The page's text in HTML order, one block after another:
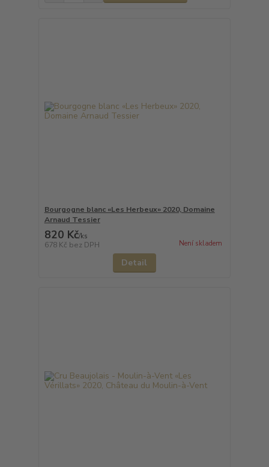
Bourgogne blanc «Les Herbeux» 2020, Domaine
Arnaud Tessier
820 Kč/ks
678 Kč bez DPH Není skladem
Detail